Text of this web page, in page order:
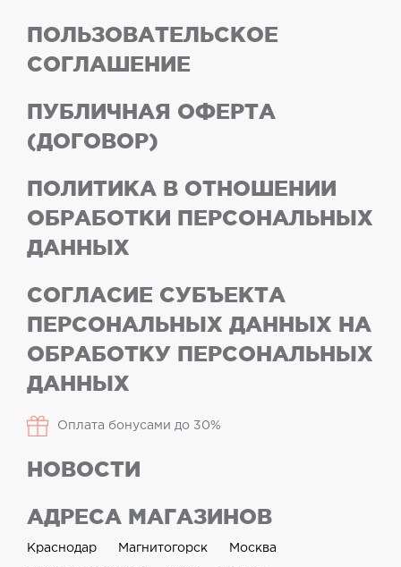
ПОЛЬЗОВАТЕЛЬСКОЕ
СОГЛАШЕНИЕ
ПУБЛИЧНАЯ ОФЕРТА
(ДОГОВОР)
ПОЛИТИКА В ОТНОШЕНИИ
ОБРАБОТКИ ПЕРСОНАЛЬНЫХ
ДАННЫХ
СОГЛАСИЕ СУБЪЕКТА
ПЕРСОНАЛЬНЫХ ДАННЫХ НА
ОБРАБОТКУ ПЕРСОНАЛЬНЫХ
ДАННЫХ
Оплата бонусами до 30%
НОВОСТИ
АДРЕСА МАГАЗИНОВ
Краснодар Магнитогорск Москва